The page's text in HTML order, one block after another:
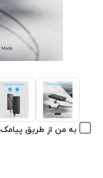
به من از طریق پیامک